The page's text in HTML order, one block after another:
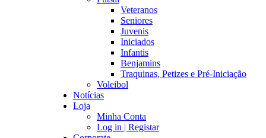
Veteranos
Seniores
Juvenis
Iniciados
Infantis
Benjamins
Traquinas, Petizes e Pré-Iniciação
Voleibol
Notícias
Loja
Minha Conta
Log in | Registar